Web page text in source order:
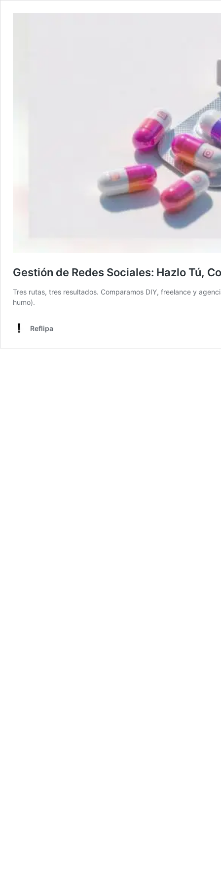
Gestión de Redes Sociales: Hazlo Tú,
Tres rutas, tres resultados. Comparamos DIY, freelance y
humo).
Reflipa